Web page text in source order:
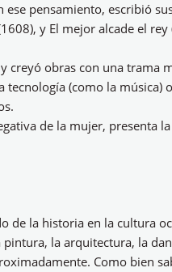
ese pensamiento, escribió
y El mejor alcade el rey
creyó obras con una trama
tecnología (como la música)
de la mujer, presenta
de la historia en la cultura
la arquitectura, la
Como bien